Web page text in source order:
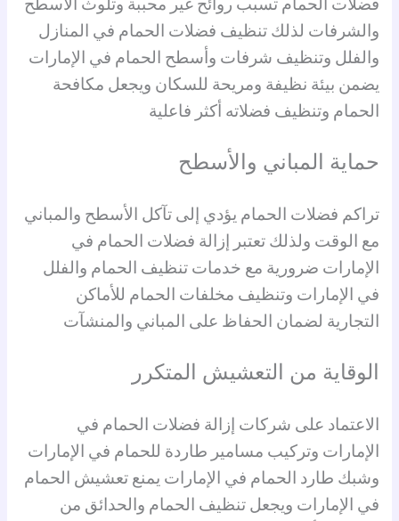
فضلات الحمام تسبب روائح غير محببة وتلوث الأسطح
والشرفات لذلك تنظيف فضلات الحمام في المنازل
والفلل وتنظيف شرفات وأسطح الحمام في الإمارات
يضمن بيئة نظيفة ومريحة للسكان ويجعل مكافحة
الحمام وتنظيف فضلاته أكثر فاعلية
حماية المباني والأسطح
تراكم فضلات الحمام يؤدي إلى تآكل الأسطح والمباني
مع الوقت ولذلك تعتبر إزالة فضلات الحمام في
الإمارات ضرورية مع خدمات تنظيف الحمام والفلل
في الإمارات وتنظيف مخلفات الحمام للأماكن
التجارية لضمان الحفاظ على المباني والمنشآت
الوقاية من التعشيش المتكرر
الاعتماد على شركات إزالة فضلات الحمام في
الإمارات وتركيب مسامير طاردة للحمام في الإمارات
وشبك طارد الحمام في الإمارات يمنع تعشيش الحمام
في الإمارات ويجعل تنظيف الحمام والحدائق من